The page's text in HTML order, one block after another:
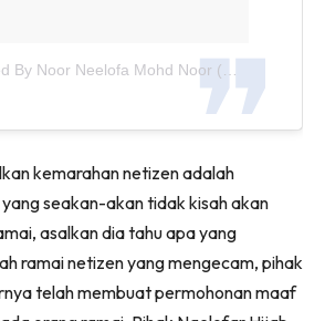
kemarahan netizen adalah
seakan-akan tidak kisah akan
asalkan dia tahu apa yang
ramai netizen yang mengecam, pihak
telah membuat permohonan maaf